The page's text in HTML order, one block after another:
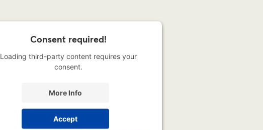
Consent required!
Loading third-party content requires your
consent.
More Info
Accept